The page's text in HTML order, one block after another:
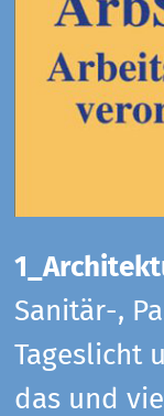
Sanitär-,
Tageslicht
das und